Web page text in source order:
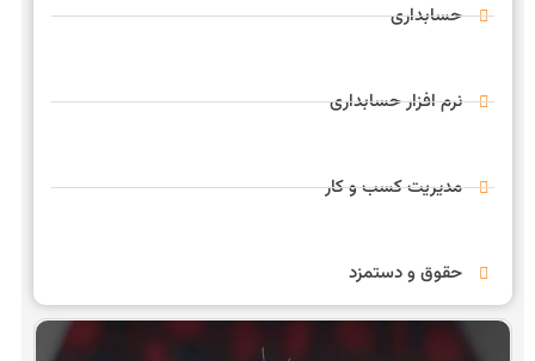
حسابداری
نرم افزار حسابداری
مدیریت کسب و کار
حقوق و دستمزد